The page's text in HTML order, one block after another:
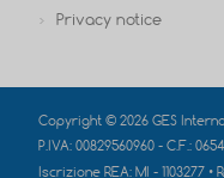
Privacy notice
Copyright © 2026 GES
P.IVA: 00829560960 - C.F.:
Iscrizione REA: MI - 1103277 •